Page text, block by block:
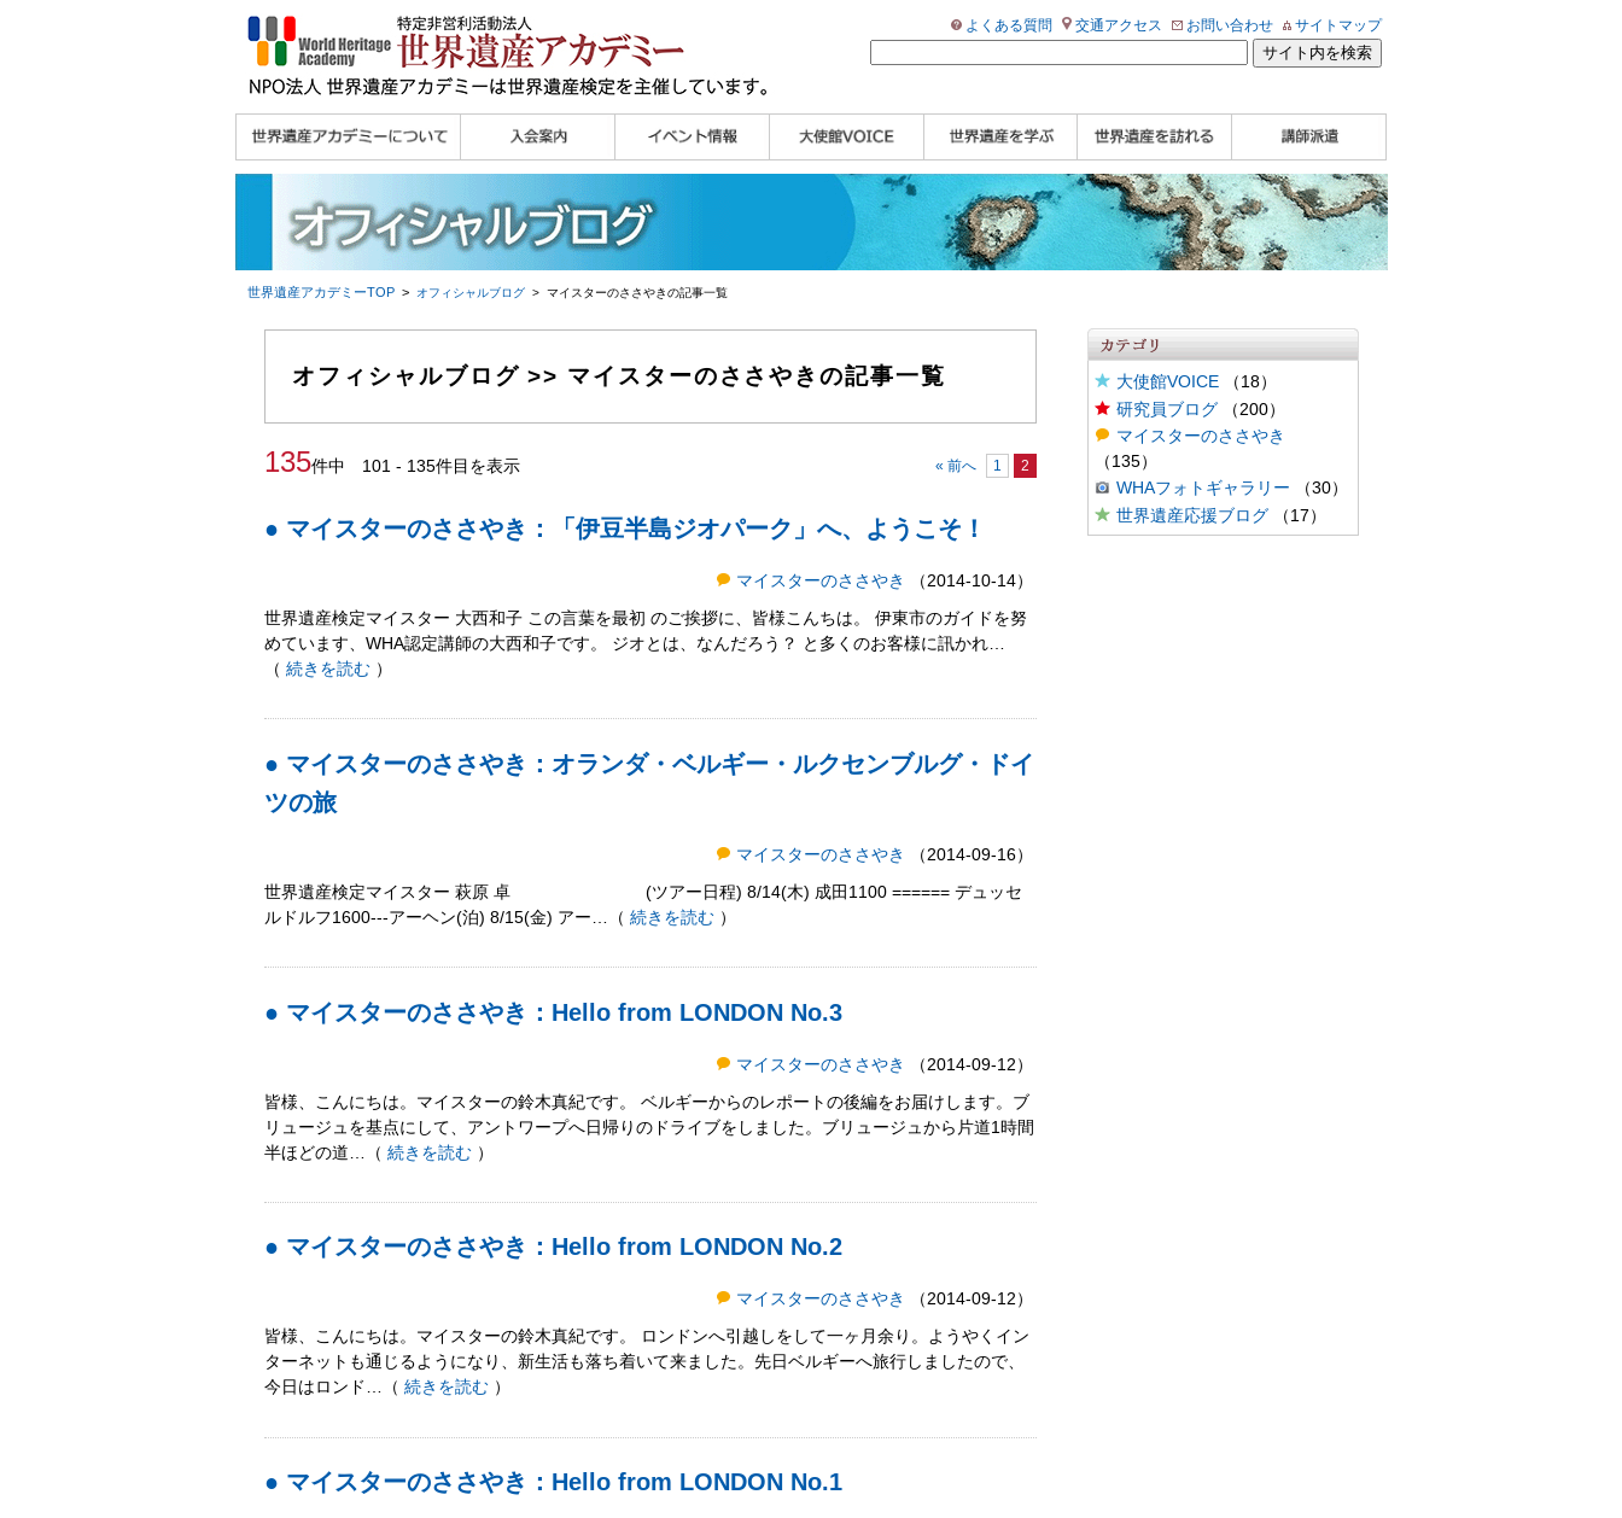
よくある質問 交通アクセス お問い合わせ サイトマップ
理念
メッセージ
主な活動内容
沿革
組織図・役員
研究員紹介 >>
宮澤 光 MIYAZAWA, Hikaru
研究員によるメディ
ア協力など
法人会員・協賛団体
／公認団体
メディア協力／プレ
スリリース
個人会員
法人会員
会報誌サンプル
会員限定ページ 講演会
大使館セミナー
展示会
講座・セミナー
ツアー情報
イベントレポート 研究員ブログ
マイスターのささや
WHAフォトギャラリ
世界遺産応援ブログ
世界遺産検定公式
学習アシスト動画
世界遺産ナビ
【pamon】
WHA認定講師について
WHA認定講師 紹介
動画
WHA認定講師 紹介
記事（会報誌）
自治体・民間団体関
係者の方へ
企業関係者の方へ
学校・教育関係者の
方へ
世界遺産アカデミーTOP> オフィシャルブログ> マイスターのささやきの記事一覧
オフィシャルブログ >> マイスターのささやきの記事一覧
« 前へ 1 2
135件中 101 - 135件目を表示
● マイスターのささやき：「伊豆半島ジオパーク」へ、ようこそ！
マイスターのささやき （2014-10-14）
世界遺産検定マイスター 大西和子 この言葉を最初 のご挨拶に、皆様こんちは。 伊東市のガイドを努
めています、WHA認定講師の大西和子です。 ジオとは、なんだろう？ と多くのお客様に訊かれ…
（ 続きを読む）
● マイスターのささやき：オランダ・ベルギー・ルクセンブルグ・ドイ
ツの旅
マイスターのささやき （2014-09-16）
世界遺産検定マイスター 萩原 卓 (ツアー日程) 8/14(木) 成田1100 ====== デュッセ
ルドルフ1600---アーヘン(泊) 8/15(金) アー…（ 続きを読む）
● マイスターのささやき：Hello from LONDON No.3
マイスターのささやき （2014-09-12）
皆様、こんにちは。マイスターの鈴木真紀です。 ベルギーからのレポートの後編をお届けします。ブ
リュージュを基点にして、アントワープへ日帰りのドライブをしました。ブリュージュから片道1時間
半ほどの道…（ 続きを読む）
● マイスターのささやき：Hello from LONDON No.2
マイスターのささやき （2014-09-12）
皆様、こんにちは。マイスターの鈴木真紀です。 ロンドンへ引越しをして一ヶ月余り。ようやくイン
ターネットも通じるようになり、新生活も落ち着いて来ました。先日ベルギーへ旅行しましたので、
今日はロンド…（ 続きを読む）
● マイスターのささやき：Hello from LONDON No.1
大使館VOICE（18）
研究員ブログ（200）
マイスターのささやき
（135）
WHAフォトギャラリー （30）
世界遺産応援ブログ（17）